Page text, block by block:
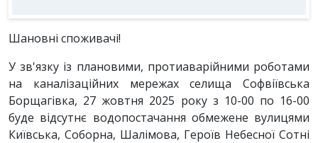
Шановні споживачі!
У зв'язку із плановими, протиаварійними роботами
на каналізаційних мережах селища Софвіївська
Борщагівка, 27 жовтня 2025 року з 10-00 по 16-00
буде відсутнє водопостачання обмежене вулицями
Київська, Соборна, Шалімова, Героїв Небесної Сотні